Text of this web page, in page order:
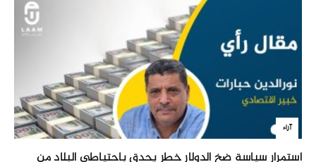
آراء
استمرار سياسة ضخ الدولار خطر يحدق باحتياطي البلاد من